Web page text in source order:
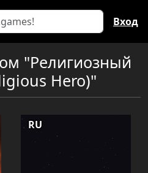
Вход
"Религиозный
Hero)"
RU